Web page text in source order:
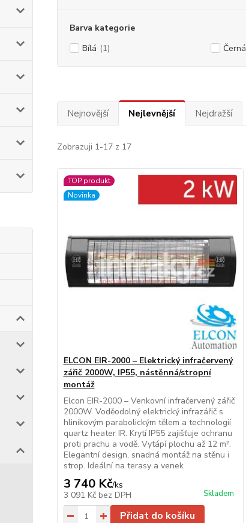
Barva kategorie
Bílá (1) Černá
Nejnovější Nejlevnější Nejdražší
Zobrazuji 1-17 z 17
TOP produkt
Novinka
ELCON EIR-2000 – Elektrický infračervený
zářič 2000W, IP55, nástěnná/stropní
montáž
Elcon EIR-2000 – Venkovní infračervený zářič
2000W. Voděodolný elektrický infrazářič s
hliníkovým parabolickým tělem a technologií
quartz heater IR. Krytí IP55 zajišťuje ochranu
proti prachu a vodě. Vytápí plochu až 12 m².
Elegantní design, snadná montáž na stěnu i
strop. Ideální na terasy a venek
3 740 Kč/ks
3 091 Kč bez DPH Skladem
Přidat do košíku